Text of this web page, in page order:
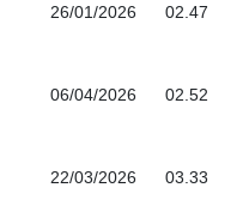
26/01/2026 02.47
06/04/2026 02.52
22/03/2026 03.33